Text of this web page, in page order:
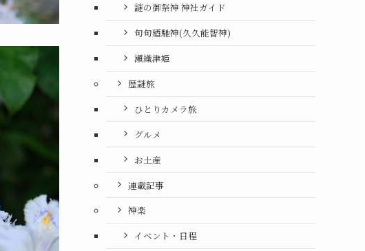
謎の御祭神 神社ガイド
句句廼馳神(久久能智神)
瀬織津姫
歴謎旅
ひとりカメラ旅
グルメ
お土産
連載記事
神楽
イベント・日程